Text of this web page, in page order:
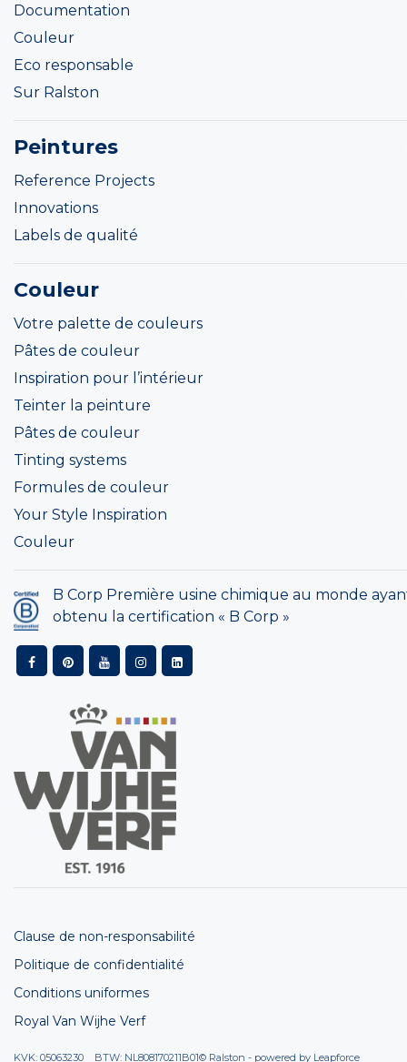
Documentation
Couleur
Eco responsable
Sur Ralston
Peintures
Reference Projects
Innovations
Labels de qualité
Couleur
Votre palette de couleurs
Pâtes de couleur
Inspiration pour l’intérieur
Teinter la peinture
Pâtes de couleur
Tinting systems
Formules de couleur
Your Style Inspiration
Couleur
B Corp Première usine chimique au monde
obtenu la certification « B Corp »
Clause de non-responsabilité
Politique de confidentialité
Conditions uniformes
Royal Van Wijhe Verf
KVK: 05063230 BTW: NL808170211B01© Ralston - powered by Leapforce